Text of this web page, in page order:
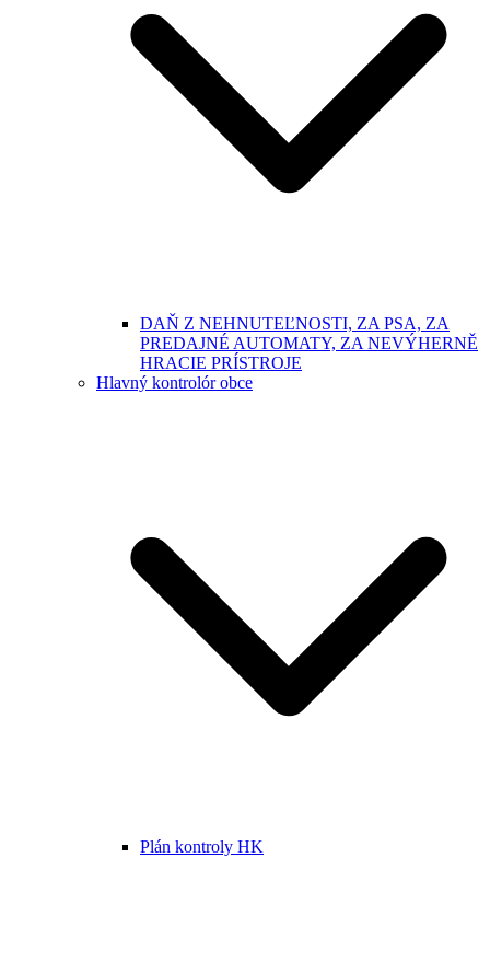
DAŇ Z NEHNUTEĽNOSTI, ZA PSA, ZA
PREDAJNÉ AUTOMATY, ZA NEVÝHERNĚ
HRACIE PRÍSTROJE
Hlavný kontrolór obce
Plán kontroly HK